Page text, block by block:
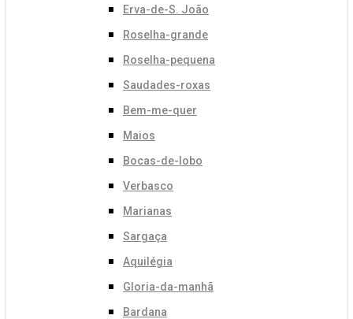
Erva-de-S. João
Roselha-grande
Roselha-pequena
Saudades-roxas
Bem-me-quer
Maios
Bocas-de-lobo
Verbasco
Marianas
Sargaça
Aquilégia
Gloria-da-manhã
Bardana